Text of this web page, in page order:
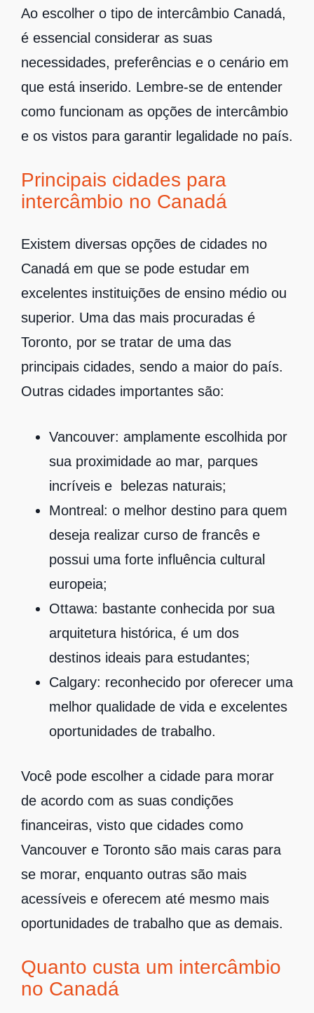
Ao escolher o tipo de intercâmbio Canadá,
é essencial considerar as suas
necessidades, preferências e o cenário em
que está inserido. Lembre-se de entender
como funcionam as opções de intercâmbio
e os vistos para garantir legalidade no país.
Principais cidades para
intercâmbio no Canadá
Existem diversas opções de cidades no
Canadá em que se pode estudar em
excelentes instituições de ensino médio ou
superior. Uma das mais procuradas é
Toronto, por se tratar de uma das
principais cidades, sendo a maior do país.
Outras cidades importantes são:
Vancouver: amplamente escolhida por
sua proximidade ao mar, parques
incríveis e belezas naturais;
Montreal: o melhor destino para quem
deseja realizar curso de francês e
possui uma forte influência cultural
europeia;
Ottawa: bastante conhecida por sua
arquitetura histórica, é um dos
destinos ideais para estudantes;
Calgary: reconhecido por oferecer uma
melhor qualidade de vida e excelentes
oportunidades de trabalho.
Você pode escolher a cidade para morar
de acordo com as suas condições
financeiras, visto que cidades como
Vancouver e Toronto são mais caras para
se morar, enquanto outras são mais
acessíveis e oferecem até mesmo mais
oportunidades de trabalho que as demais.
Quanto custa um intercâmbio
no Canadá